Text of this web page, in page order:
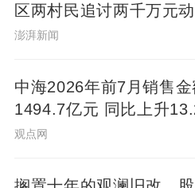
区两村民追讨两千万元
八年未果
澎湃新闻
中海2026年前7月销售金
1494.7亿元 同比上升
观点网